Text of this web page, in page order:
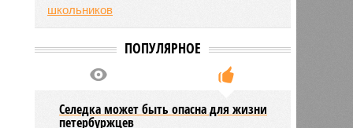
ПОПУЛЯРНОЕ
Селедка может быть опасна для жизни
петербуржцев